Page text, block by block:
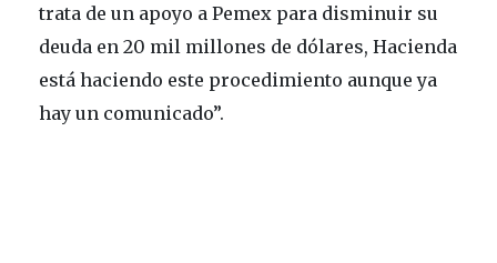
trata de un apoyo a Pemex para disminuir su
deuda en 20 mil millones de dólares, Hacienda
está haciendo este procedimiento aunque ya
hay un comunicado”.